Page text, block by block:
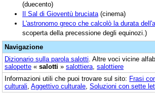
(duecento)
Il Sal di Gioventù bruciata (cinema)
L'astronomo greco che calcolò la durata
scoperta della precessione degli equinozi.)
Navigazione
Dizionario sulla parola salotti . Altre voci vicine
salopette « salotti » salottiera salottiere
Informazioni utili che puoi trovare sul sito: Frasi
culturali Aggettivo culturale Soluzioni con sette